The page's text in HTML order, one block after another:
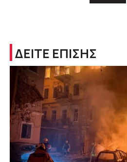
ΔΕΙΤΕ ΕΠΙΣΗΣ